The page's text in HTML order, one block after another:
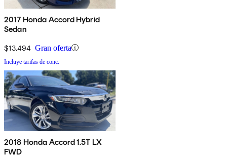
2017 Honda Accord Hybrid
Sedan
$13,494 Gran oferta
Incluye tarifas de conc.
2018 Honda Accord 1.5T LX
FWD